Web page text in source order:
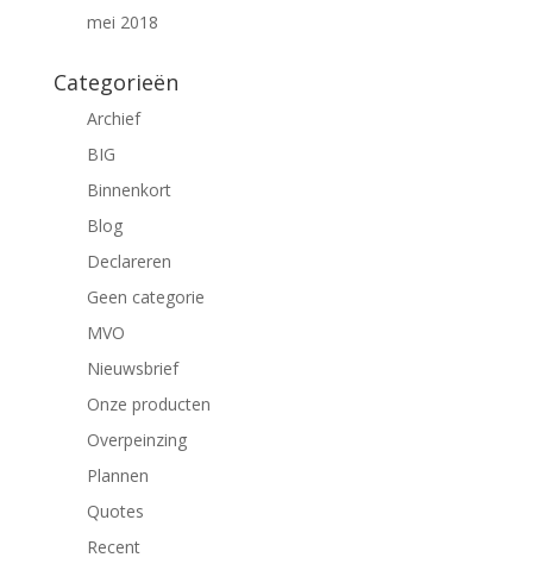
mei 2018
Categorieën
Archief
BIG
Binnenkort
Blog
Declareren
Geen categorie
MVO
Nieuwsbrief
Onze producten
Overpeinzing
Plannen
Quotes
Recent